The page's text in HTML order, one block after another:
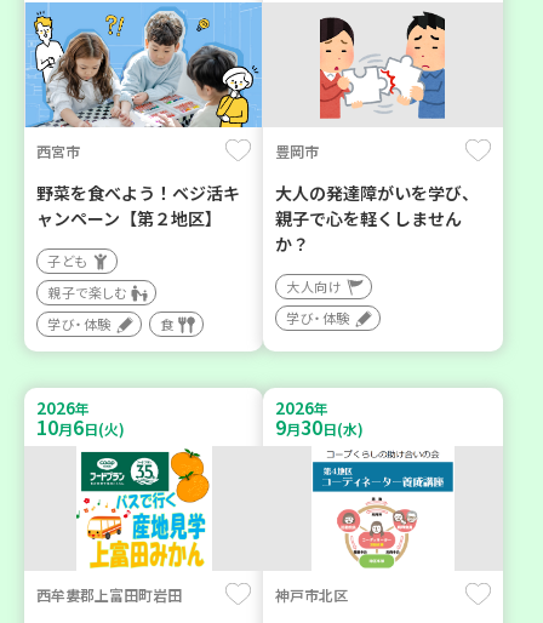
西宮市
野菜を食べよう！ベジ活キ
ャンペーン【第２地区】
子ども
親子で楽しむ
学び・体験
食
豊岡市
大人の発達障がいを学び、
親子で心を軽くしません
か？
大人向け
学び・体験
2026年
10月6日(火)
西牟婁郡上富田町岩田
2026年
9月30日(水)
神戸市北区